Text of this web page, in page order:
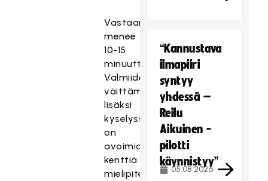
Vastaamiseen
menee
10-15
minuuttia
Valmiiden
väittämien
lisäksi
kyselyssä
on
avoimia
kenttiä
mielipiteillesi
“Kannustava
ilmapiiri
syntyy
yhdessä –
Reilu
Aikuinen -
pilotti
käynnistyy”
05.08.2026